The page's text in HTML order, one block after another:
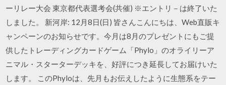
ーリレー大会 東京都代表選考会(共催) ※エントリ－は終了いた
しました。 新河岸: 12月8日(日) 皆さんこんにちは、Web直販キ
ャンペーンのお知らせです。今月は8月のプレゼントにもご提
供したトレーディングカードゲーム「Phylo」のオライリーア
ニマル・スターターデッキを、好評につき延長してお届けいた
します。 このPhyloは、先月もお伝えしたように生態系をテー